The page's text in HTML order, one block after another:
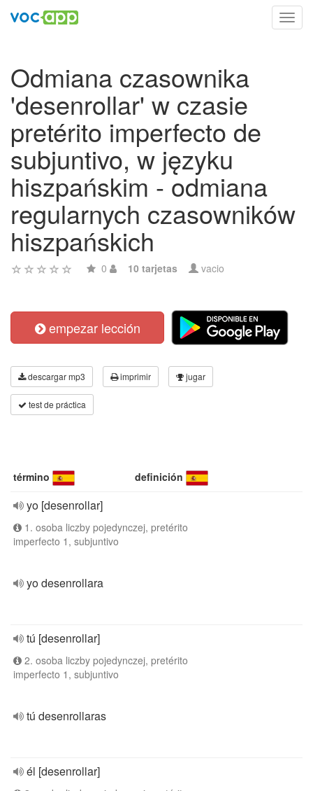
Odmiana czasownika
'desenrollar' w czasie
pretérito imperfecto de
subjuntivo, w języku
hiszpańskim - odmiana
regularnych czasowników
hiszpańskich
0 10 tarjetas vacio
empezar lección
descargar mp3 imprimir jugar
test de práctica
término definición
yo [desenrollar]
1. osoba liczby pojedynczej, pretérito
imperfecto 1, subjuntivo
yo desenrollara
tú [desenrollar]
2. osoba liczby pojedynczej, pretérito
imperfecto 1, subjuntivo
tú desenrollaras
él [desenrollar]